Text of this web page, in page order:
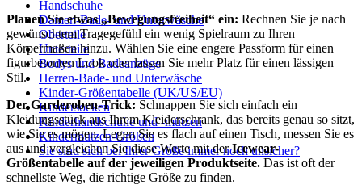
Handschuhe
Damen-Bade- und Unterwäsche
Oberteile
Unterteile
Bodys und Badeanzüge
Herren-Bade- und Unterwäsche
Kinder-Größentabelle (UK/US/EU)
Kindersocken
Kinderhandschuhe und -mützen
Kindermützen-Größen
Sie sind sich bei Ihrer Größe immer noch unsicher?
Planen Sie etwas „Bewegungsfreiheit“ ein: Rechnen Sie je nach
gewünschtem Tragegefühl ein wenig Spielraum zu Ihren
Körpermaßen hinzu. Wählen Sie eine engere Passform für einen
figurbetonten Look oder lassen Sie mehr Platz für einen lässigen
Stil.
Der Garderoben-Trick: Schnappen Sie sich einfach ein
Kleidungsstück aus Ihrem Kleiderschrank, das bereits genau so sitzt,
wie Sie es mögen. Legen Sie es flach auf einen Tisch, messen Sie es
aus und vergleichen Sie diese Werte mit derIcewear-
Größentabelle auf der jeweiligen Produktseite. Das ist oft der
schnellste Weg, die richtige Größe zu finden.